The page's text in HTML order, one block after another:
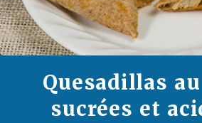
Quesadillas
sucrées et